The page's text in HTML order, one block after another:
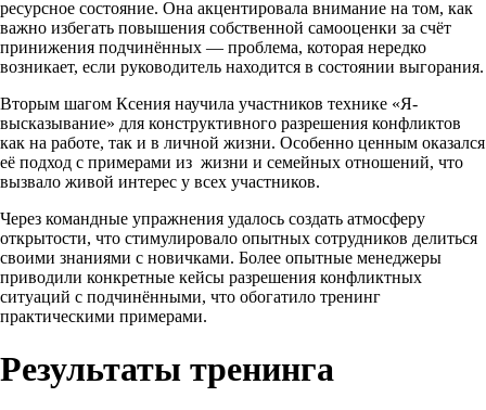
ресурсное состояние. Она акцентировала внимание на том, как
важно избегать повышения собственной самооценки за счёт
принижения подчинённых — проблема, которая нередко
возникает, если руководитель находится в состоянии выгорания.
Вторым шагом Ксения научила участников технике «Я-
высказывание» для конструктивного разрешения конфликтов
как на работе, так и в личной жизни. Особенно ценным оказался
её подход с примерами из жизни и семейных отношений, что
вызвало живой интерес у всех участников.
Через командные упражнения удалось создать атмосферу
открытости, что стимулировало опытных сотрудников делиться
своими знаниями с новичками. Более опытные менеджеры
приводили конкретные кейсы разрешения конфликтных
ситуаций с подчинёнными, что обогатило тренинг
практическими примерами.
Результаты тренинга